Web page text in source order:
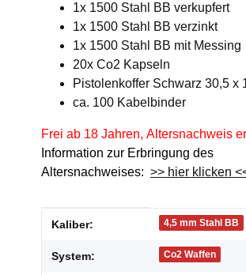
1x 1500 Stahl BB verkupfert
1x 1500 Stahl BB verzinkt
1x 1500 Stahl BB mit Messing
20x Co2 Kapseln
Pistolenkoffer Schwarz 30,5 x
ca. 100 Kabelbinder
Frei ab 18 Jahren, Altersnachweis
Information zur Erbringung des
Altersnachweises: >> hier klicken
Produkteigenschaft
Wert
Kaliber: 4,5 mm Stahl BB
System: Co2 Waffen